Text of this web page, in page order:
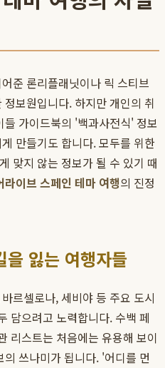
준 론리플래닛이나 릭 스티브
보원입니다. 하지만 개인의 취
가이드북의 '백과사전식' 정보
만들기도 합니다. 모두를 위한
맞지 않는 정보가 될 수 있기 때
라이브 스페인 테마 여행의 진정
을 잃는 여행자들
르셀로나, 세비야 등 주요 도시
담으려고 노력합니다. 수백 페
리스트는 처음에는 유용해 보이
쓰나미가 됩니다. '어디를 먼